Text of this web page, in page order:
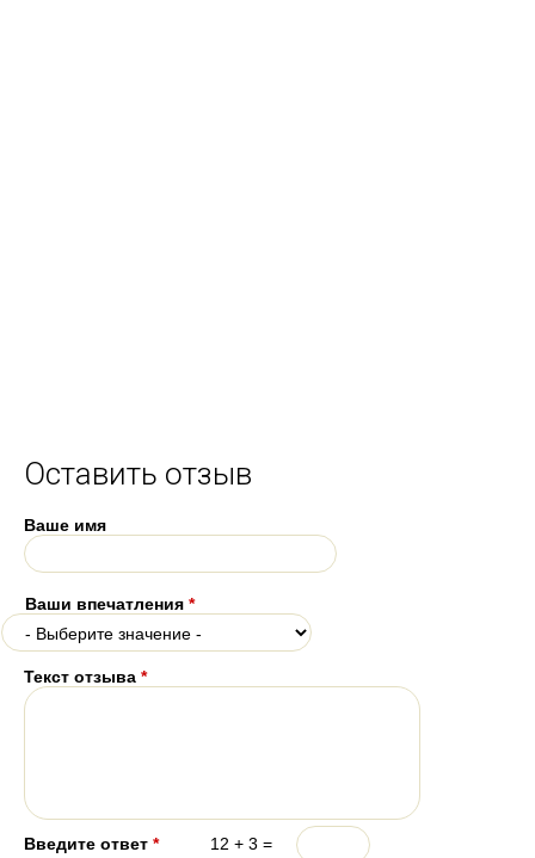
Оставить отзыв
Ваше имя
Ваши впечатления *
Текст отзыва *
Введите ответ * 12 + 3 =